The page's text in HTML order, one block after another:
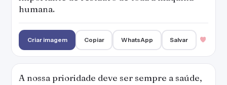
Corpo frágil não sustenta espírito forte.
Criar imagem Copiar WhatsApp Salvar